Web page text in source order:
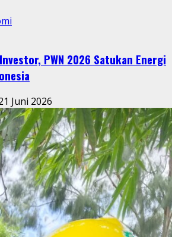
PWN 2026 Satukan Energi
Juni 2026